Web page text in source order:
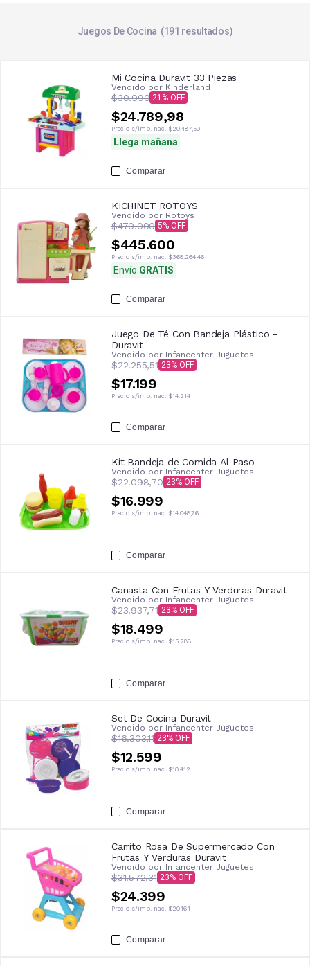
Juegos De Cocina 191 resultados
Mi Cocina Duravit 33 Piezas
Vendido por Kinderland
$30.990 21
$24.789,98
Precio s/imp. nac. $20.487,59
Llega mañana
Comparar
KICHINET ROTOYS
Vendido por Rotoys
$470.000 5
$445.600
Precio s/imp. nac. $368.264,46
Envío GRATIS
Comparar
Juego De Té Con Bandeja Plástico -
Duravit
Vendido por Infancenter Juguetes
$22.255,51 23
$17.199
Precio s/imp. nac. $14.214
Comparar
Kit Bandeja de Comida Al Paso
Vendido por Infancenter Juguetes
$22.098,70 23
$16.999
Precio s/imp. nac. $14.048,76
Comparar
Canasta Con Frutas Y Verduras Duravit
Vendido por Infancenter Juguetes
$23.937,71 23
$18.499
Precio s/imp. nac. $15.288
Comparar
Set De Cocina Duravit
Vendido por Infancenter Juguetes
$16.303,11 23
$12.599
Precio s/imp. nac. $10.412
Comparar
Carrito Rosa De Supermercado Con
Frutas Y Verduras Duravit
Vendido por Infancenter Juguetes
$31.572,31 23
$24.399
Precio s/imp. nac. $20.164
Comparar